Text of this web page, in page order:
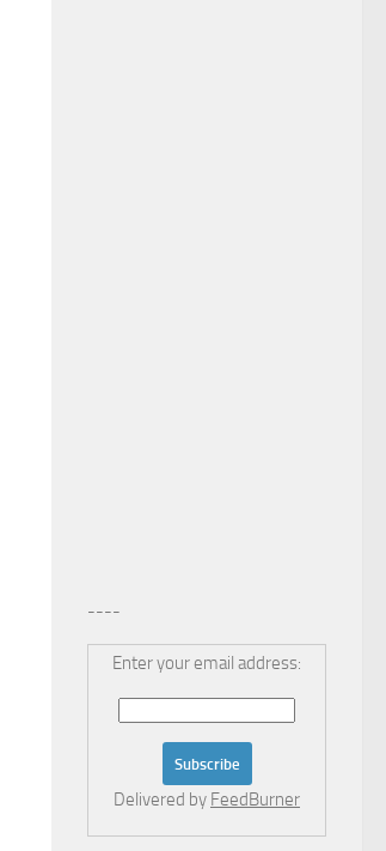
----
Enter your email address:
Delivered by FeedBurner